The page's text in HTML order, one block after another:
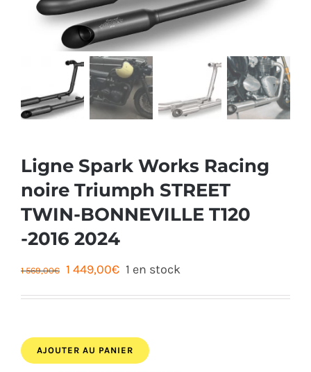
Ligne Spark Works Racing
noire Triumph STREET
TWIN-BONNEVILLE T120
-2016 2024
1 569,00€ Le
était :
1
1 449,00€Le
est :
1
1 en stock
AJOUTER AU PANIER